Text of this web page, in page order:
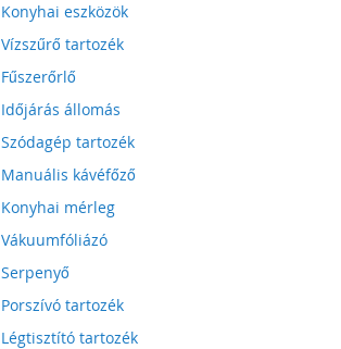
Konyhai eszközök
Vízszűrő tartozék
Fűszerőrlő
Időjárás állomás
Szódagép tartozék
Manuális kávéfőző
Konyhai mérleg
Vákuumfóliázó
Serpenyő
Porszívó tartozék
Légtisztító tartozék